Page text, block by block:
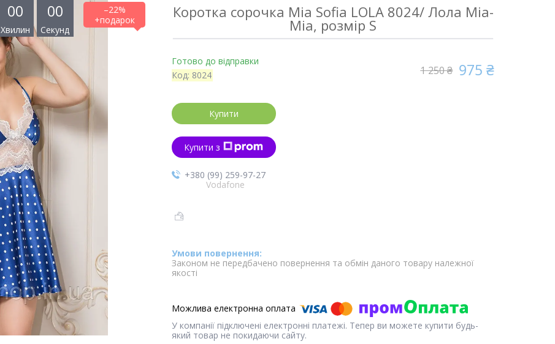
–22%
00
Хвилин
00
Секунд
Коротка сорочка Mia Sofia LOLA 8024/ Лола Міа-
Міа, розмір S
Готово до відправки
Код: 8024 1 250 ₴ 975 ₴
Купити
Купити з
+380 (99) 259-97-27
Vodafone
Законом не передбачено повернення та обмін даного товару належної
якості
У компанії підключені електронні платежі. Тепер ви можете купити будь-
який товар не покидаючи сайту.